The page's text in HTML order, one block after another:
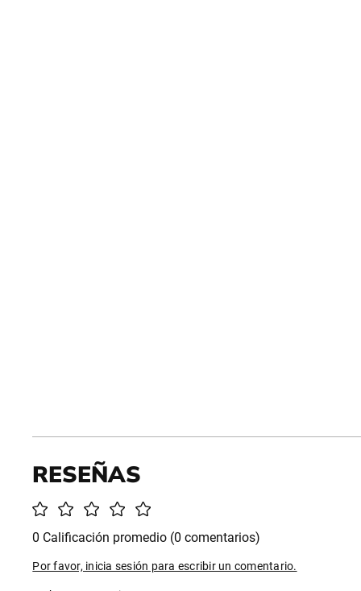
0 Calificación promedio (0 comentarios)
Por favor, inicia sesión para escribir un comentario.